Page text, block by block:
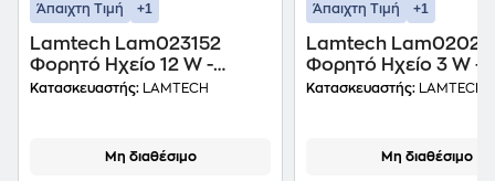
Άπαιχτη Τιμή +1
Lamtech Lam023152
Φορητό Ηχείο 12 W -
Μαύρο/Ασημί
Κατασκευαστής: LAMTECH
Μη διαθέσιμο
Άπαιχτη Τιμή +1
Lamtech
Φορητό Ηχείο 3 W -
Πράσινο
Κατασκευαστής: LAMTECH
Μη διαθέσιμο